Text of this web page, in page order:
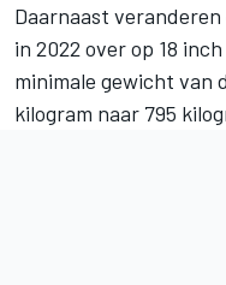
Daarnaast
in 2022 over op 18
minimale gewicht van
kilogram naar 795